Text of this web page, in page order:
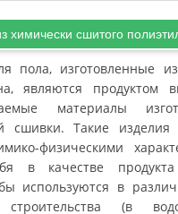
химически сшитого
пола, изготовленные
являются продуктом
материалы
сшивки. Такие изделия
физическими
в качестве
используются в
(в